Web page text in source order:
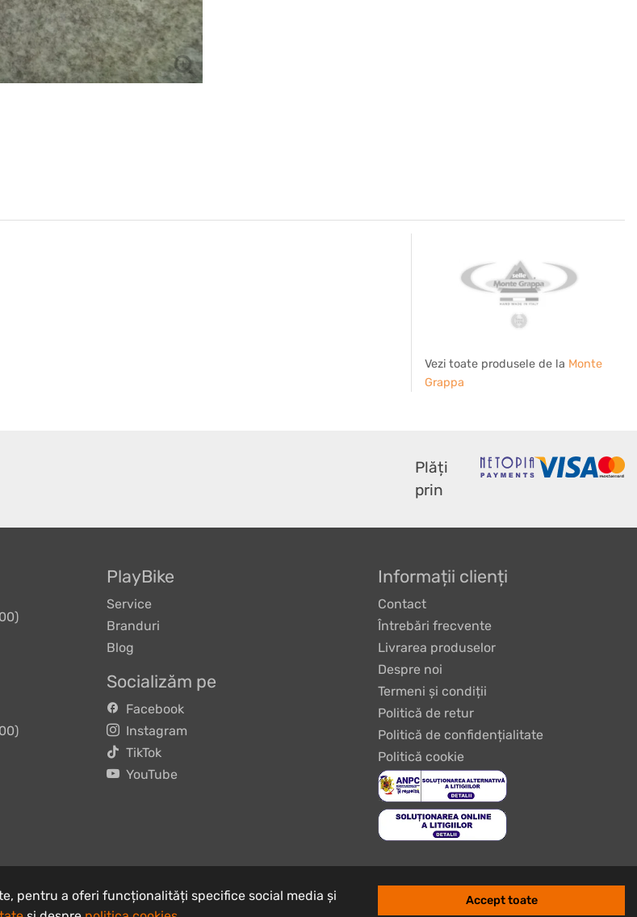
Vezi toate produsele de la Monte
Grappa
Plăți
prin
PlayBike
Service
Branduri
Blog
Socializăm pe
Facebook
Instagram
TikTok
YouTube
Informații clienți
Contact
Întrebări frecvente
Livrarea produselor
Despre noi
Termeni și condiții
Politică de retur
Politică de confidențialitate
Politică cookie
Design & Development byConstantin Iordan
pentru a oferi funcționalități specifice social media și
Accept toate